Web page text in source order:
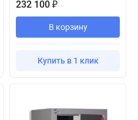
232 100 ₽
В корзину
Купить в 1 клик